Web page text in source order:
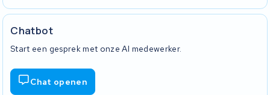
Chatbot
Start een gesprek met onze AI medewerker.
Chat openen